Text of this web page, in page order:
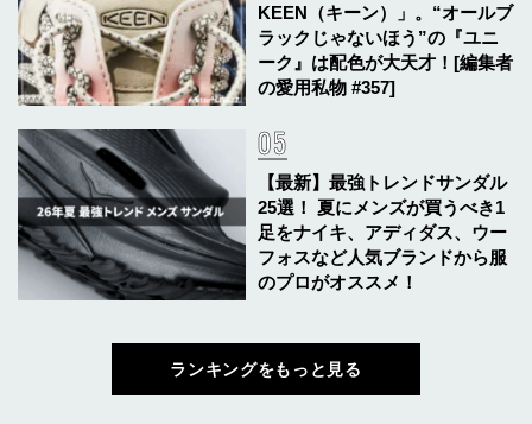
KEEN（キーン）」。“オールブ
ラックじゃないほう”の『ユニ
ーク』は配色が大天才！[編集者
の愛用私物 #357]
【最新】最強トレンドサンダル
25選！ 夏にメンズが買うべき1
足をナイキ、アディダス、ウー
フォスなど人気ブランドから服
のプロがオススメ！
ランキングをもっと見る